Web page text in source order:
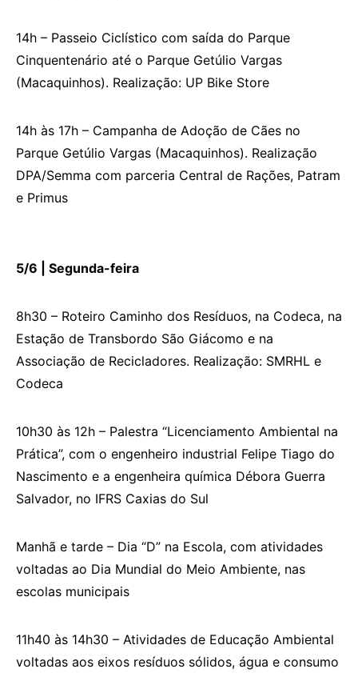
14h – Passeio Ciclístico com saída do Parque
Cinquentenário até o Parque Getúlio Vargas
(Macaquinhos). Realização: UP Bike Store
14h às 17h – Campanha de Adoção de Cães no
Parque Getúlio Vargas (Macaquinhos). Realização
DPA/Semma com parceria Central de Rações, Patram
e Primus
5/6 | Segunda-feira
8h30 – Roteiro Caminho dos Resíduos, na Codeca, na
Estação de Transbordo São Giácomo e na
Associação de Recicladores. Realização: SMRHL e
Codeca
10h30 às 12h – Palestra “Licenciamento Ambiental na
Prática”, com o engenheiro industrial Felipe Tiago do
Nascimento e a engenheira química Débora Guerra
Salvador, no IFRS Caxias do Sul
Manhã e tarde – Dia “D” na Escola, com atividades
voltadas ao Dia Mundial do Meio Ambiente, nas
escolas municipais
11h40 às 14h30 – Atividades de Educação Ambiental
voltadas aos eixos resíduos sólidos, água e consumo